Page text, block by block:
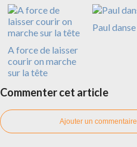
A force de laisser
courir on marche
sur la tête
Paul danse
Commenter cet article
Ajouter un commentaire